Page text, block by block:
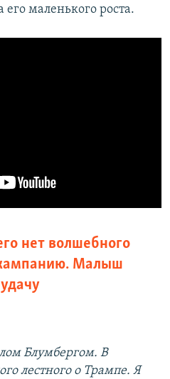
маленького роста.
нет волшебного
Малыш
Блумбергом. В
лестного о Трампе. Я